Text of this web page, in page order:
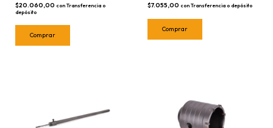
$20.060,00 con Transferencia o
depósito
$7.055,00 con Transferencia o depósito